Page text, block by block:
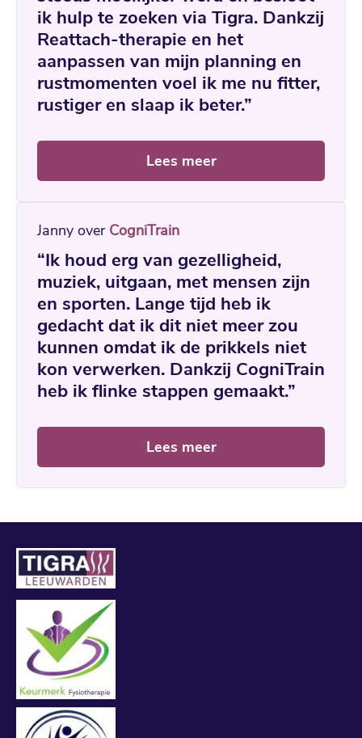
ik hulp te zoeken via Tigra. Dankzij
Reattach-therapie en het
aanpassen van mijn planning en
rustmomenten voel ik me nu fitter,
rustiger en slaap ik beter.”
Lees meer
Janny over CogniTrain
“Ik houd erg van gezelligheid,
muziek, uitgaan, met mensen zijn
en sporten. Lange tijd heb ik
gedacht dat ik dit niet meer zou
kunnen omdat ik de prikkels niet
kon verwerken. Dankzij CogniTrain
heb ik flinke stappen gemaakt.”
Lees meer